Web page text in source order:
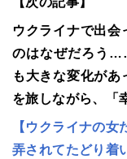
ウクライナで出会
のはなぜだろう
も大きな変化が
を旅しながら、「
【ウクライナの
弄されてたどり着